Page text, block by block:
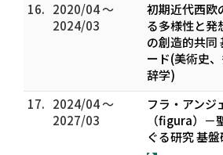
16. 2020/04 ～
2024/03
初期近代西欧
る多様性と発
の創造的共同
ード(美術史
辞学)
17. 2024/04 ～
2027/03
フラ・アンジ
（figura）－
ぐる研究 基